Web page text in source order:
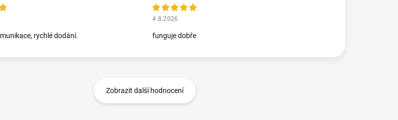
rychlé dodání.
4.8.2026
funguje dobře
Zobrazit další hodnocení